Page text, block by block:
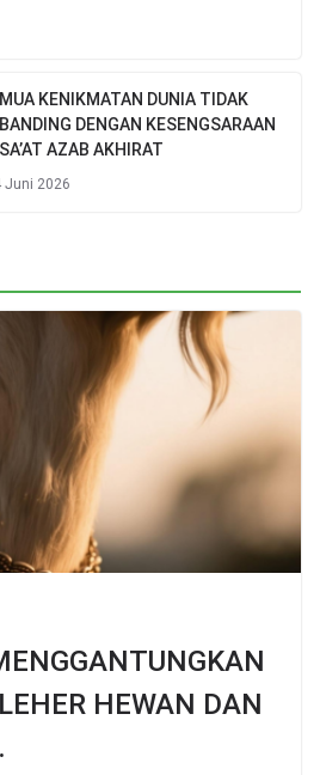
KENIKMATAN DUNIA TIDAK
DENGAN KESENGSARAAN
AZAB AKHIRAT
Juni 2026
HEWAN DAN